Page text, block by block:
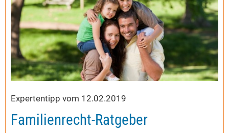
Expertentipp vom 12.02.2019
Familienrecht-Ratgeber